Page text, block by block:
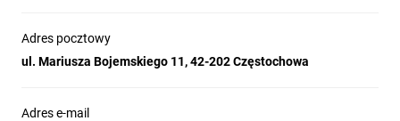
Adres pocztowy
ul. Mariusza Bojemskiego 11, 42-202 Częstochowa
Adres e-mail